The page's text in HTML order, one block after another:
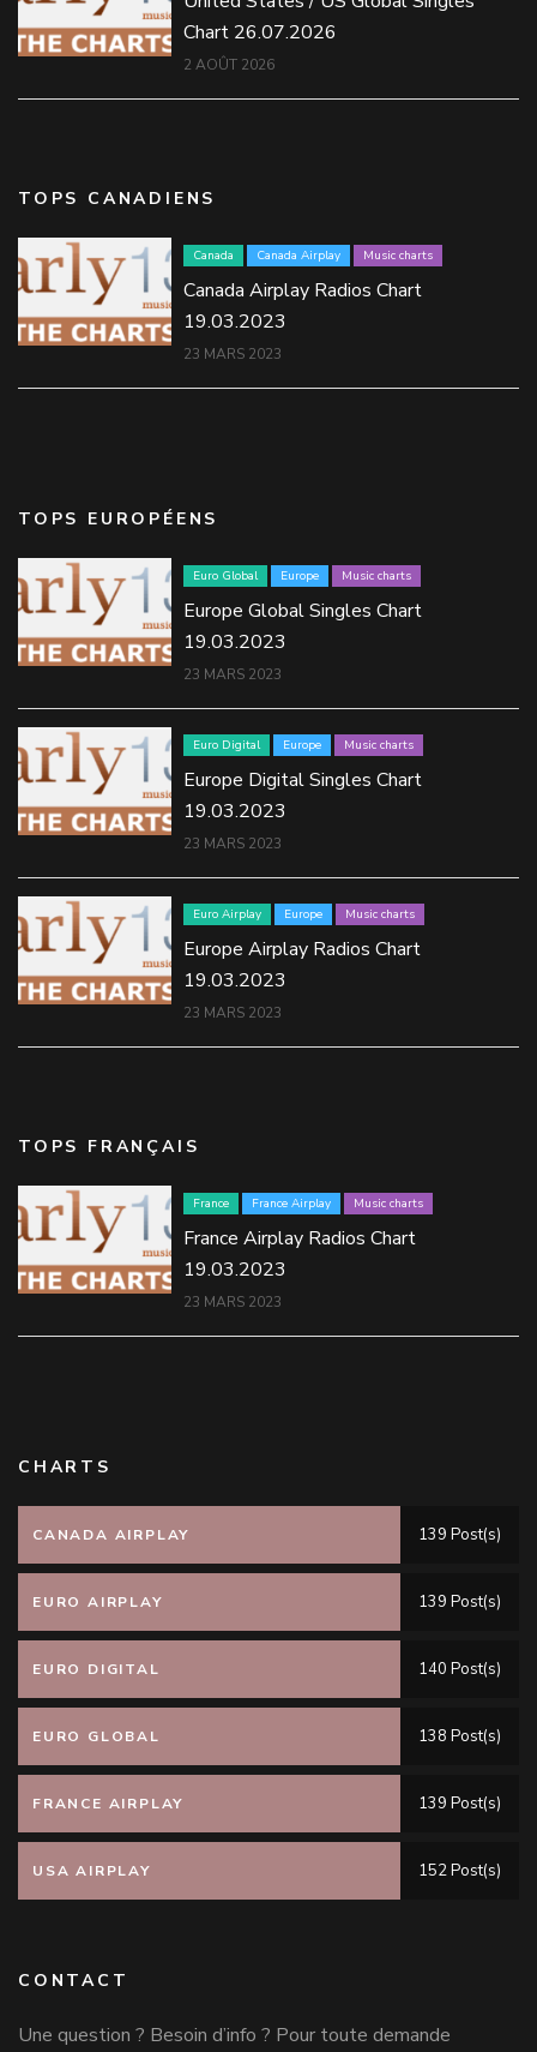
Chart 26.07.2026
2 AOÛT 2026
TOPS CANADIENS
Canada Canada Airplay Music charts
Canada Airplay Radios Chart
19.03.2023
23 MARS 2023
TOPS EUROPÉENS
Euro Global Europe Music charts
Europe Global Singles Chart
19.03.2023
23 MARS 2023
Euro Digital Europe Music charts
Europe Digital Singles Chart
19.03.2023
23 MARS 2023
Euro Airplay Europe Music charts
Europe Airplay Radios Chart
19.03.2023
23 MARS 2023
TOPS FRANÇAIS
France France Airplay Music charts
France Airplay Radios Chart
19.03.2023
23 MARS 2023
CHARTS
CANADA AIRPLAY 139 Post(s)
EURO AIRPLAY 139 Post(s)
EURO DIGITAL 140 Post(s)
EURO GLOBAL 138 Post(s)
FRANCE AIRPLAY 139 Post(s)
USA AIRPLAY 152 Post(s)
CONTACT
Une question ? Besoin d’info ? Pour toute demande